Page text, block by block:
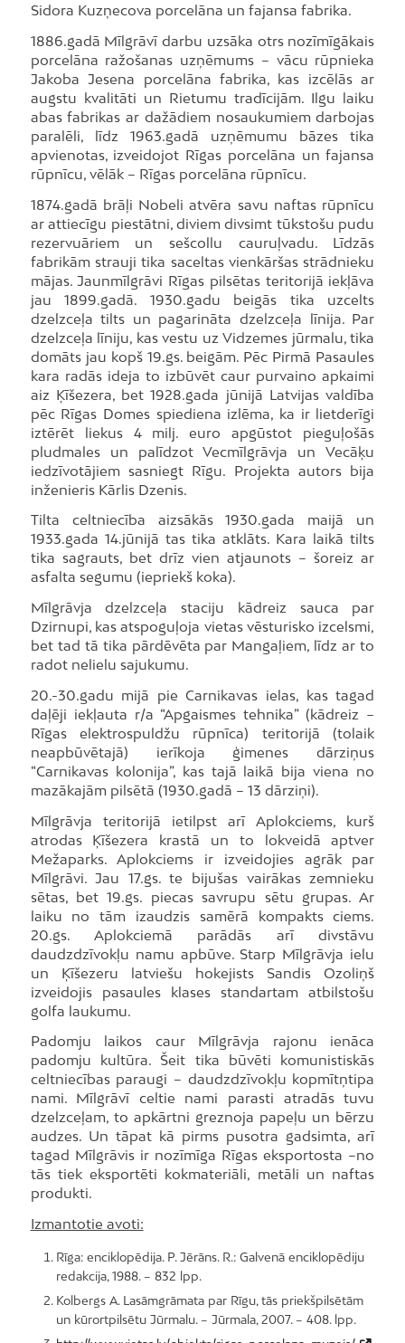
Sidora Kuzņecova porcelāna un fajansa fabrika.
1886.gadā Mīlgrāvī darbu uzsāka otrs nozīmīgākais
porcelāna ražošanas uzņēmums – vācu rūpnieka
Jakoba Jesena porcelāna fabrika, kas izcēlās ar
augstu kvalitāti un Rietumu tradīcijām. Ilgu laiku
abas fabrikas ar dažādiem nosaukumiem darbojas
paralēli, līdz 1963.gadā uzņēmumu bāzes tika
apvienotas, izveidojot Rīgas porcelāna un fajansa
rūpnīcu, vēlāk – Rīgas porcelāna rūpnīcu.
1874.gadā brāļi Nobeli atvēra savu naftas rūpnīcu
ar attiecīgu piestātni, diviem divsimt tūkstošu pudu
rezervuāriem un sešcollu cauruļvadu. Līdzās
fabrikām strauji tika saceltas vienkāršas strādnieku
mājas. Jaunmīlgrāvi Rīgas pilsētas teritorijā iekļāva
jau 1899.gadā. 1930.gadu beigās tika uzcelts
dzelzceļa tilts un pagarināta dzelzceļa līnija. Par
dzelzceļa līniju, kas vestu uz Vidzemes jūrmalu, tika
domāts jau kopš 19.gs. beigām. Pēc Pirmā Pasaules
kara radās ideja to izbūvēt caur purvaino apkaimi
aiz Ķīšezera, bet 1928.gada jūnijā Latvijas valdība
pēc Rīgas Domes spiediena izlēma, ka ir lietderīgi
iztērēt liekus 4 milj. euro apgūstot pieguļošās
pludmales un palīdzot Vecmīlgrāvja un Vecāķu
iedzīvotājiem sasniegt Rīgu. Projekta autors bija
inženieris Kārlis Dzenis.
Tilta celtniecība aizsākās 1930.gada maijā un
1933.gada 14.jūnijā tas tika atklāts. Kara laikā tilts
tika sagrauts, bet drīz vien atjaunots – šoreiz ar
asfalta segumu (iepriekš koka).
Mīlgrāvja dzelzceļa staciju kādreiz sauca par
Dzirnupi, kas atspoguļoja vietas vēsturisko izcelsmi,
bet tad tā tika pārdēvēta par Mangaļiem, līdz ar to
radot nelielu sajukumu.
20.-30.gadu mijā pie Carnikavas ielas, kas tagad
daļēji iekļauta r/a “Apgaismes tehnika” (kādreiz −
Rīgas elektrospuldžu rūpnīca) teritorijā (tolaik
neapbūvētajā) ierīkoja ģimenes dārziņus
“Carnikavas kolonija”, kas tajā laikā bija viena no
mazākajām pilsētā (1930.gadā – 13 dārziņi).
Mīlgrāvja teritorijā ietilpst arī Aplokciems, kurš
atrodas Ķīšezera krastā un to lokveidā aptver
Mežaparks. Aplokciems ir izveidojies agrāk par
Mīlgrāvi. Jau 17.gs. te bijušas vairākas zemnieku
sētas, bet 19.gs. piecas savrupu sētu grupas. Ar
laiku no tām izaudzis samērā kompakts ciems.
20.gs. Aplokciemā parādās arī divstāvu
daudzdzīvokļu namu apbūve. Starp Mīlgrāvja ielu
un Ķīšezeru latviešu hokejists Sandis Ozoliņš
izveidojis pasaules klases standartam atbilstošu
golfa laukumu.
Padomju laikos caur Mīlgrāvja rajonu ienāca
padomju kultūra. Šeit tika būvēti komunistiskās
celtniecības paraugi – daudzdzīvokļu kopmītņtipa
nami. Mīlgrāvī celtie nami parasti atradās tuvu
dzelzceļam, to apkārtni greznoja papeļu un bērzu
audzes. Un tāpat kā pirms pusotra gadsimta, arī
tagad Mīlgrāvis ir nozīmīga Rīgas eksportosta –no
tās tiek eksportēti kokmateriāli, metāli un naftas
produkti.
Izmantotie avoti:
Rīga: enciklopēdija. P. Jērāns. R.: Galvenā enciklopēdiju
redakcija, 1988. – 832 lpp.
Kolbergs A. Lasāmgrāmata par Rīgu, tās priekšpilsētām
un kūrortpilsētu Jūrmalu. – Jūrmala, 2007. – 408. lpp.